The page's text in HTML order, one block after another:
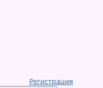
Регистрация